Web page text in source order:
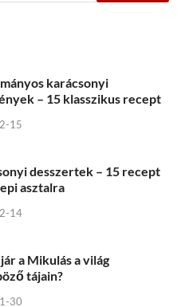
karácsonyi
– 15 klasszikus recept
15
desszertek – 15 recept
asztalra
14
a Mikulás a világ
tájain?
30